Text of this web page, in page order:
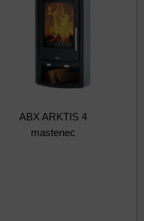
ABX ARKTIS 4
mastenec